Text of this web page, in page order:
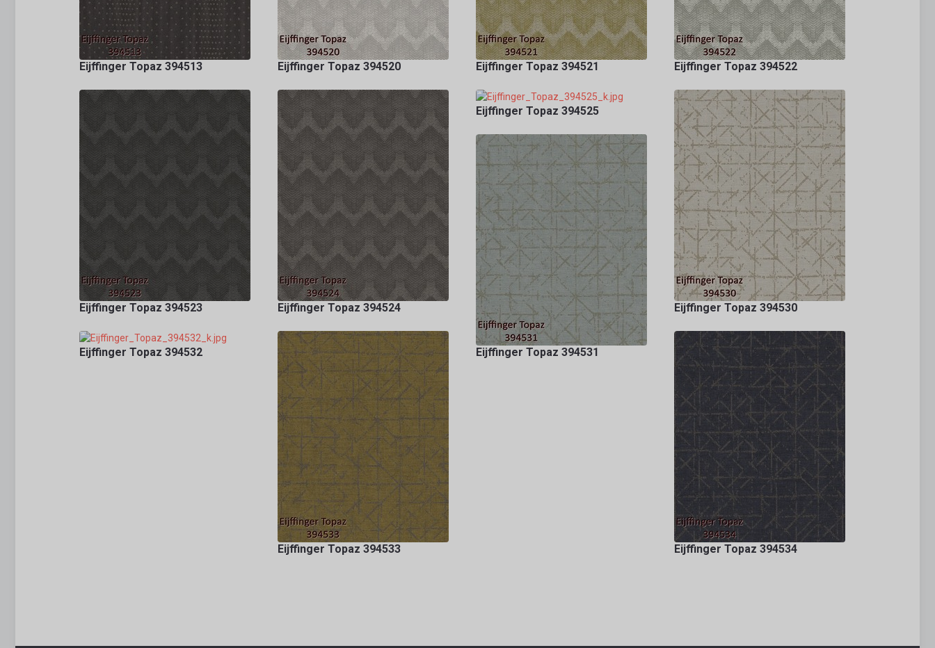
Eijffinger Topaz 394513 Eijffinger Topaz 394520 Eijffinger Topaz 394521 Eijffinger Topaz 394522
Eijffinger Topaz 394523 Eijffinger Topaz 394524
Eijffinger Topaz 394525
Eijffinger Topaz 394530
Eijffinger Topaz 394531
Eijffinger Topaz 394532
Eijffinger Topaz 394533 Eijffinger Topaz 394534